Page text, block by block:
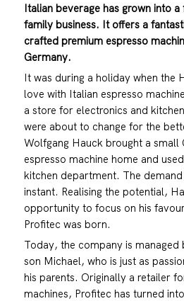
Italian beverage has grown into
family business. It offers a
crafted premium espresso
Germany.
It was during a holiday when the
love with Italian espresso
a store for electronics and
were about to change for the
Wolfgang Hauck brought a small
espresso machine home and
kitchen department. The
instant. Realising the potential,
opportunity to focus on his
Profitec was born.
Today, the company is managed
son Michael, who is just as
his parents. Originally a retailer
machines, Profitec has turned